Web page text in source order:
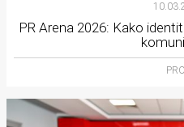
PR Arena 2026: Kako